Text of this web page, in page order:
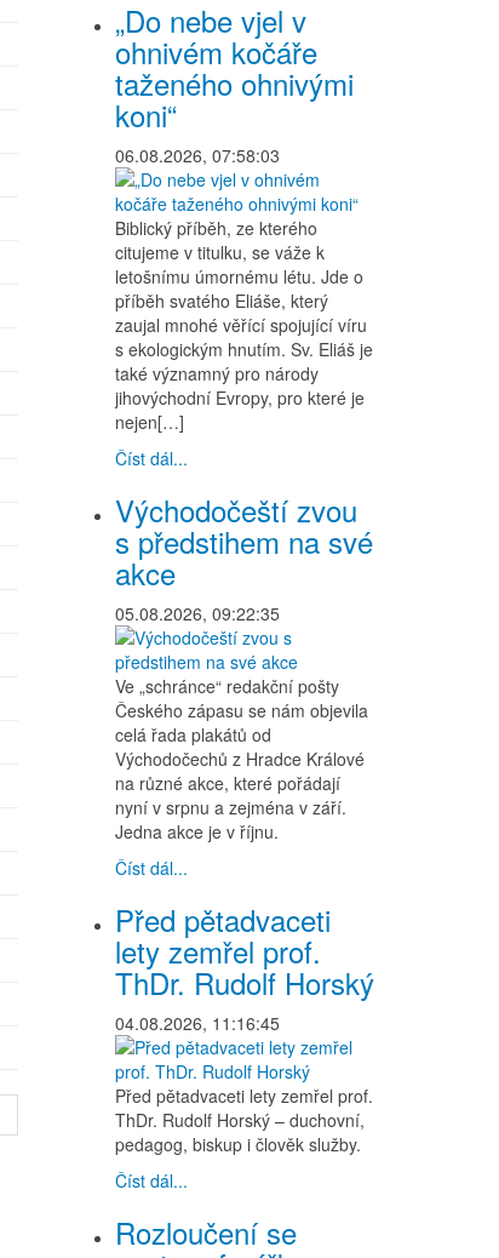
„Do nebe vjel v
ohnivém kočáře
taženého ohnivými
koni“
06.08.2026, 07:58:03
Biblický příběh, ze kterého
citujeme v titulku, se váže k
letošnímu úmornému létu. Jde o
příběh svatého Eliáše, který
zaujal mnohé věřící spojující víru
s ekologickým hnutím. Sv. Eliáš je
také významný pro národy
jihovýchodní Evropy, pro které je
nejen[…]
Číst dál...
Východočeští zvou
s předstihem na své
akce
05.08.2026, 09:22:35
Ve „schránce“ redakční pošty
Českého zápasu se nám objevila
celá řada plakátů od
Východočechů z Hradce Králové
na různé akce, které pořádají
nyní v srpnu a zejména v září.
Jedna akce je v říjnu.
Číst dál...
Před pětadvaceti
lety zemřel prof.
ThDr. Rudolf Horský
04.08.2026, 11:16:45
Před pětadvaceti lety zemřel prof.
ThDr. Rudolf Horský – duchovní,
pedagog, biskup i člověk služby.
Číst dál...
Rozloučení se